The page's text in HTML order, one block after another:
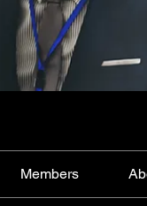
Members